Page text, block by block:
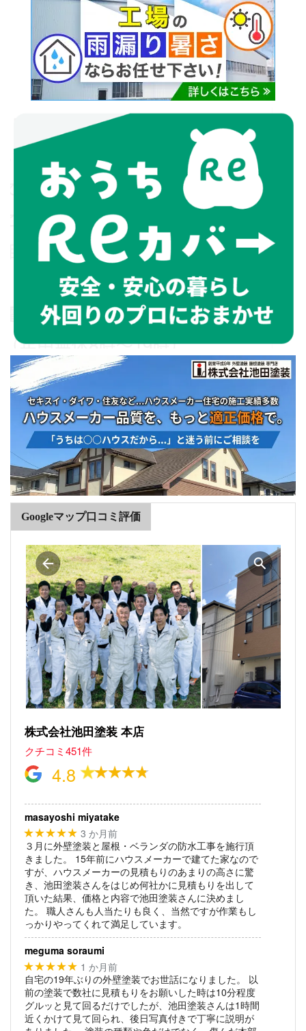
Googleマップ口コミ評価
株式会社池田塗装 本店
クチコミ451件
4.8
masayoshi miyatake
★★★★★ 3 か月前
３月に外壁塗装と屋根・ベランダの防水工事を施行頂
きました。
15年前にハウスメーカーで建てた家なので
すが、ハウスメーカーの見積もりのあまりの高さに驚
き、池田塗装さんをはじめ何社かに見積もりを出して
頂いた結果、価格と内容で池田塗装さんに決めまし
た。
職人さんも人当たりも良く、当然ですが作業もし
っかりやってくれて満足しています。
meguma soraumi
★★★★★ 1 か月前
自宅の19年ぶりの外壁塗装でお世話になりました。
以
前の塗装で数社に見積もりをお願いした時は10分程度
グルッと見て回るだけでしたが、池田塗装さんは1時間
近くかけて見て回られ、後日写真付きで丁寧に説明が